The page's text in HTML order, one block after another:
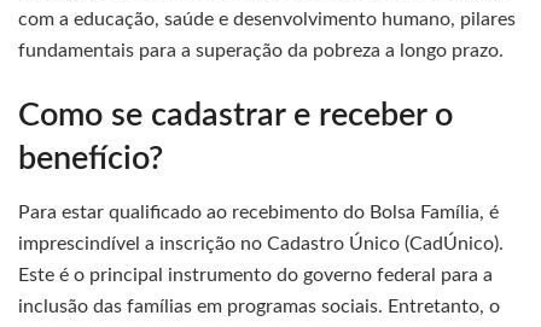
com a educação, saúde e desenvolvimento humano, pilares
fundamentais para a superação da pobreza a longo prazo.
Como se cadastrar e receber o
benefício?
Para estar qualificado ao recebimento do Bolsa Família, é
imprescindível a inscrição no Cadastro Único (CadÚnico).
Este é o principal instrumento do governo federal para a
inclusão das famílias em programas sociais. Entretanto, o